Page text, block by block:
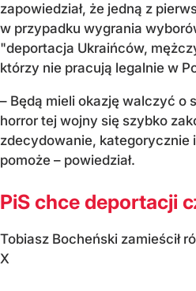
zapowiedział, że jedną z
w przypadku wygrania
"deportacja Ukraińców,
którzy nie pracują legalnie w
– Będą mieli okazję walczyć o
horror tej wojny się szybko
zdecydowanie, kategorycznie
pomoże – powiedział.
PiS chce deportacji
Tobiasz Bocheński zamieścił
X